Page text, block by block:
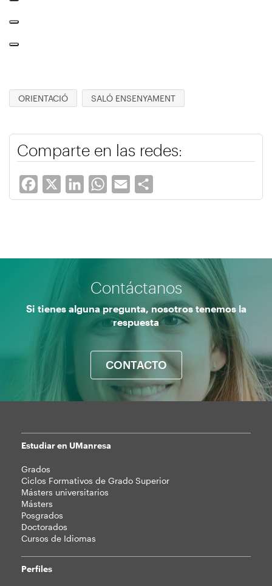
ORIENTACIÓ SALÓ ENSENYAMENT
Comparte en las redes:
Facebook LinkedInWhatsApp
Email
Contáctanos
Si tienes alguna pregunta, nosotros tenemos la
respuesta
CONTACTO
Mapa
web
Estudiar en UManresa
Grados
Ciclos Formativos de Grado Superior
Másters universitarios
Másters
Posgrados
Doctorados
Cursos de Idiomas
Perfiles